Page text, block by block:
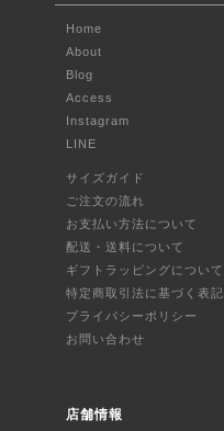
Home
About
Blog
Access
Instagram
LINE
サイズガイド
ご注文の流れ
お支払い方法について
配送・送料について
ギフトラッピングについて
特定商取引法に基づく表記
プライバシーポリシー
お問い合わせ
店舗情報